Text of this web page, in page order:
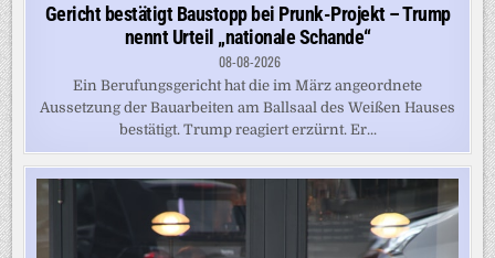
Gericht bestätigt Baustopp bei Prunk-Projekt – Trump
nennt Urteil „nationale Schande“
08-08-2026
Ein Berufungsgericht hat die im März angeordnete
Aussetzung der Bauarbeiten am Ballsaal des Weißen Hauses
bestätigt. Trump reagiert erzürnt. Er...